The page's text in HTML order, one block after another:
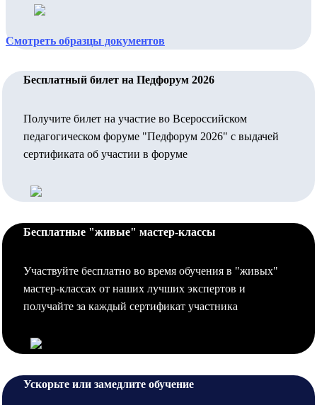
Смотреть образцы документов
Бесплатный билет на Педфорум 2026
Получите билет на участие во Всероссийском
педагогическом форуме "Педфорум 2026" с выдачей
сертификата об участии в форуме
Бесплатные "живые" мастер-классы
Участвуйте бесплатно во время обучения в "живых"
мастер-классах от наших лучших экспертов и
получайте за каждый сертификат участника
Ускорьте или замедлите обучение